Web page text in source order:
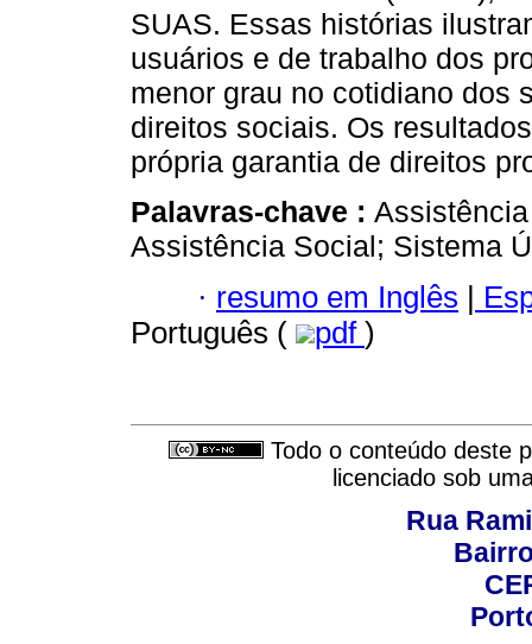
SUAS. Essas histórias
usuários e de trabalho dos
menor grau no cotidiano dos
direitos sociais. Os
própria garantia de direitos
Palavras-chave :
Assistência Social; Sistema
· resumo em Inglês |
Português (
pdf )
Todo o conteúdo deste
licenciado sob
Rua